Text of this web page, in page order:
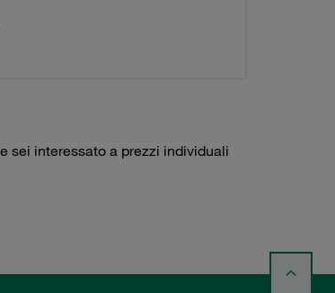
sei interessato a prezzi individuali